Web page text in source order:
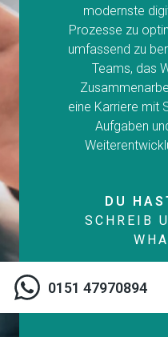
modernste
Prozesse zu
umfassend zu
Teams, das
eine Karriere mit
Aufgaben
DU
SCHREIB
0151 47970894